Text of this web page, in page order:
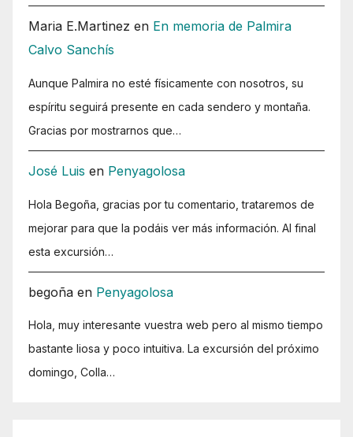
Maria E.Martinez en En memoria de Palmira
Calvo Sanchís
Aunque Palmira no esté físicamente con nosotros, su
espíritu seguirá presente en cada sendero y montaña.
Gracias por mostrarnos que…
José Luis en Penyagolosa
Hola Begoña, gracias por tu comentario, trataremos de
mejorar para que la podáis ver más información. Al final
esta excursión…
begoña en Penyagolosa
Hola, muy interesante vuestra web pero al mismo tiempo
bastante liosa y poco intuitiva. La excursión del próximo
domingo, Colla…